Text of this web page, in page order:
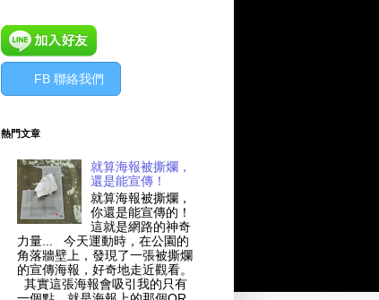
FB 聯絡我們
熱門文章
就算海報被撕爛，
還是能宣傳！
就算海報被撕爛，
你還是能宣傳的！
這就是網路的神奇
力量... 今天運動時，在公園的
角落牆壁上，發現了一張被撕爛
的宣傳海報，好奇地走近觀看。
其實這張海報會吸引我的只有